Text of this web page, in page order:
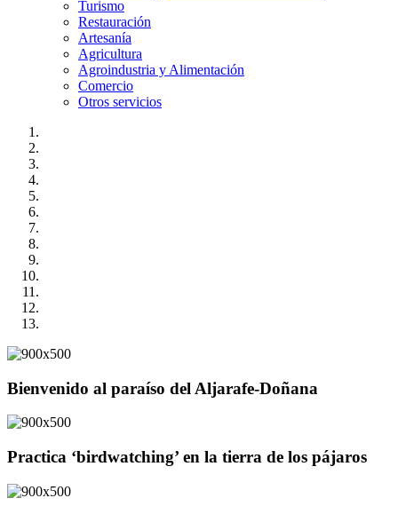
Turismo
Restauración
Artesanía
Agricultura
Agroindustria y Alimentación
Comercio
Otros servicios
Bienvenido al paraíso del Aljarafe-Doñana
Practica ‘birdwatching’ en la tierra de los pájaros